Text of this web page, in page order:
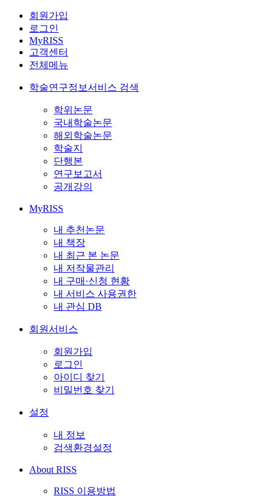
회원가입
로그인
MyRISS
고객센터
전체메뉴
학술연구정보서비스 검색
학위논문
국내학술논문
해외학술논문
학술지
단행본
연구보고서
공개강의
MyRISS
내 추천논문
내 책장
내 최근 본 논문
내 저작물관리
내 구매·신청 현황
내 서비스 사용권한
내 관심 DB
회원서비스
회원가입
로그인
아이디 찾기
비밀번호 찾기
설정
내 정보
검색환경설정
About RISS
RISS 이용방법